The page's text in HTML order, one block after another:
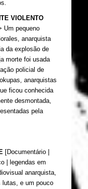
Um pequeno
anarquista
da explosão de
morte foi usada
policial de
anarquistas
ficou conhecida
desmontada,
pela
[Documentário |
| legendas em
anarquista,
lutas, e um pouco